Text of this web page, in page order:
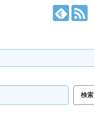
検索